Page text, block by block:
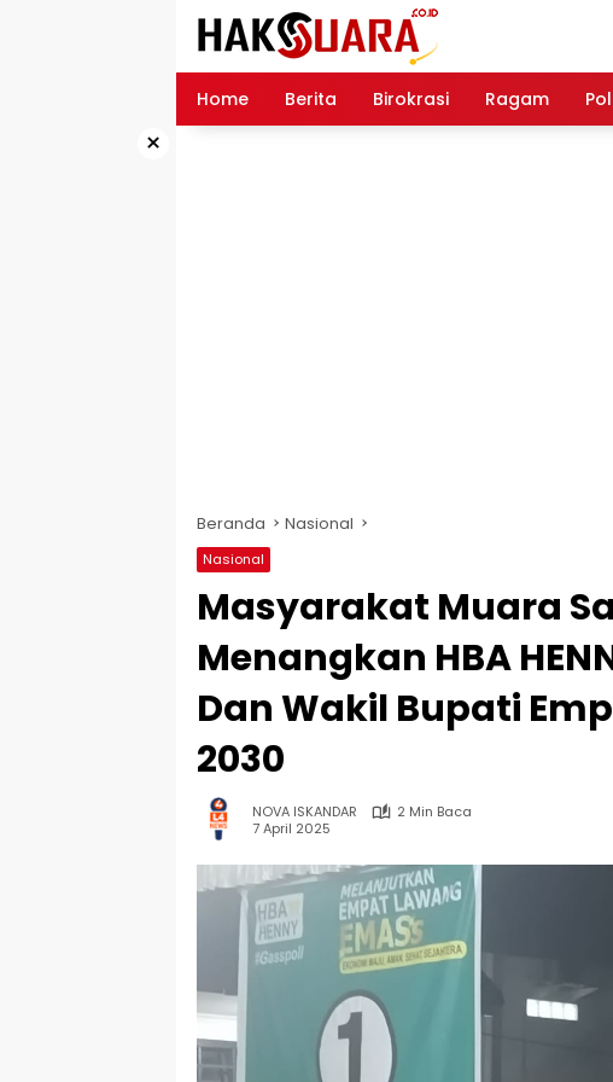
Home Berita Birokrasi Ragam
×
Beranda Nasional
Nasional
Masyarakat Muara
Menangkan HBA
Dan Wakil Bupati
2030
NOVA ISKANDAR
2 Min Baca
7 April 2025